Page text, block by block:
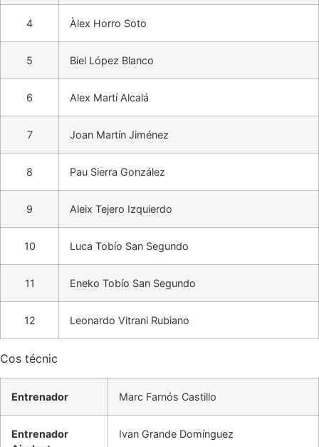
4 Àlex Horro Soto
5 Biel López Blanco
6 Alex Martí Alcalá
7 Joan Martín Jiménez
8 Pau Sierra González
9 Aleix Tejero Izquierdo
10 Luca Tobío San Segundo
11 Eneko Tobío San Segundo
12 Leonardo Vitrani Rubiano
Cos técnic
Entrenador Marc Farnós Castillo
Entrenador
Ivan Grande Domínguez